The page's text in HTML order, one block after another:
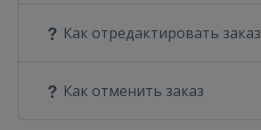
Как отредактировать заказ
Как отменить заказ